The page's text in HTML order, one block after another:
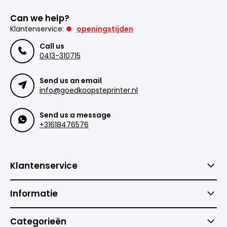
Can we help?
Klantenservice:
openingstijden
Call us
0413-310715
Send us an email
info@goedkoopsteprinter.nl
Send us a message
+31618476576
Klantenservice
Informatie
Categorieën